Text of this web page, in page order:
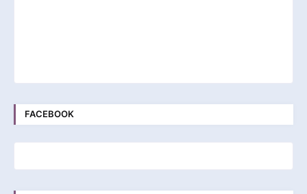
FACEBOOK